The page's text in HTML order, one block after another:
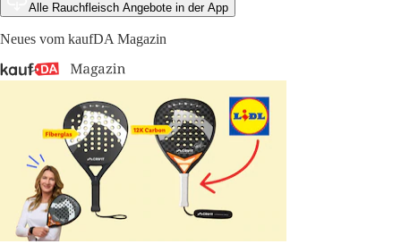
Alle Rauchfleisch Angebote in der App
Neues vom kaufDA Magazin